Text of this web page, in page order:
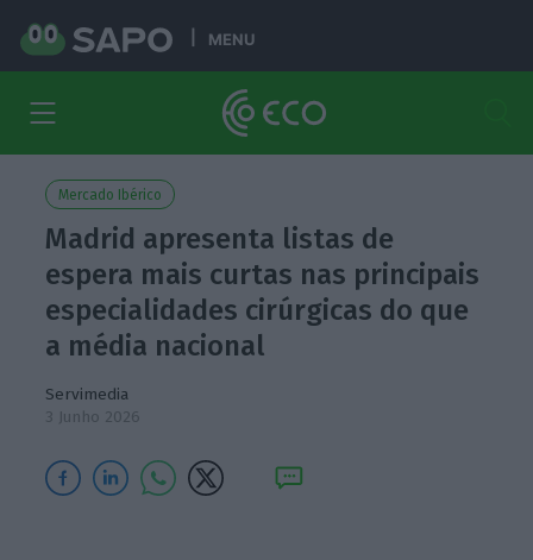
MENU
Mercado Ibérico
Madrid apresenta listas de
espera mais curtas nas principais
especialidades cirúrgicas do que
a média nacional
Servimedia
3 Junho 2026